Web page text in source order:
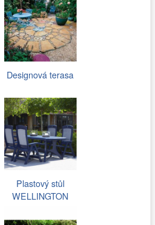
Designová terasa
Plastový stůl
WELLINGTON